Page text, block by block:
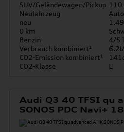
SUV/Geländewagen/Pickup 110
Neufahrzeug
neu
0 km
Benzin
4/5
Verbrauch kombiniert¹
CO2-Emission kombiniert¹
CO2-Klasse
E
Audi Q3 40 TFSI qu
SONOS PDC Navi+